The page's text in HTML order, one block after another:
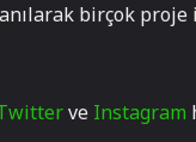
birçok proje
ve Instagram